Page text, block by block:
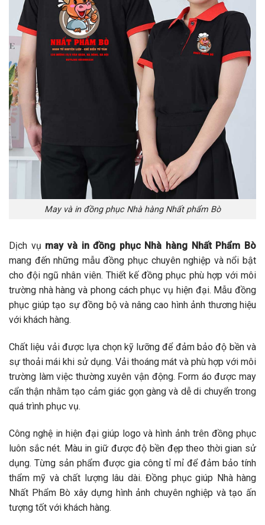
May và in đồng phục Nhà hàng Nhất phẩm Bò
Dịch vụ may và in đồng phục Nhà hàng Nhất Phẩm Bò
mang đến những mẫu đồng phục chuyên nghiệp và nổi bật
cho đội ngũ nhân viên. Thiết kế đồng phục phù hợp với môi
trường nhà hàng và phong cách phục vụ hiện đại. Mẫu đồng
phục giúp tạo sự đồng bộ và nâng cao hình ảnh thương hiệu
với khách hàng.
Chất liệu vải được lựa chọn kỹ lưỡng để đảm bảo độ bền và
sự thoải mái khi sử dụng. Vải thoáng mát và phù hợp với môi
trường làm việc thường xuyên vận động. Form áo được may
cẩn thận nhằm tạo cảm giác gọn gàng và dễ di chuyển trong
quá trình phục vụ.
Công nghệ in hiện đại giúp logo và hình ảnh trên đồng phục
luôn sắc nét. Màu in giữ được độ bền đẹp theo thời gian sử
dụng. Từng sản phẩm được gia công tỉ mỉ để đảm bảo tính
thẩm mỹ và chất lượng lâu dài. Đồng phục giúp Nhà hàng
Nhất Phẩm Bò xây dựng hình ảnh chuyên nghiệp và tạo ấn
tượng tốt với khách hàng.